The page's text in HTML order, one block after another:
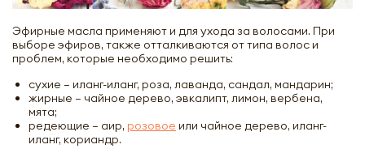
Эфирные масла применяют и для ухода за волосами. При
выборе эфиров, также отталкиваются от типа волос и
проблем, которые необходимо решить:
сухие – иланг-иланг, роза, лаванда, сандал, мандарин;
жирные – чайное дерево, эвкалипт, лимон, вербена,
мята;
редеющие – аир, розовое или чайное дерево, иланг-
иланг, кориандр.